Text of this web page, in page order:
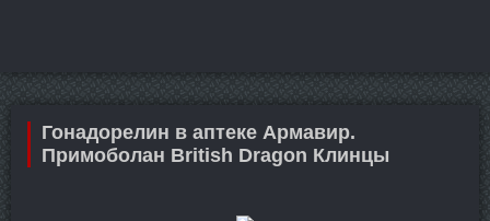
Гонадорелин в аптеке Армавир.
Примоболан British Dragon Клинцы